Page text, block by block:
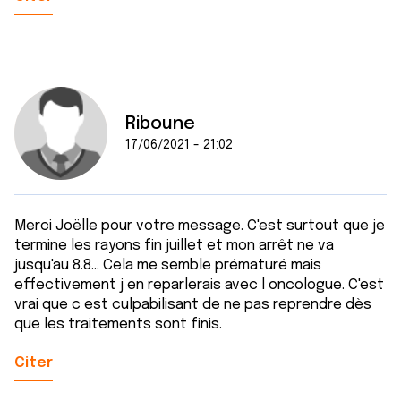
Riboune
17/06/2021 - 21:02
Merci Joëlle pour votre message. C'est surtout que je
termine les rayons fin juillet et mon arrêt ne va
jusqu'au 8.8... Cela me semble prématuré mais
effectivement j en reparlerais avec l oncologue. C'est
vrai que c est culpabilisant de ne pas reprendre dès
que les traitements sont finis.
Citer